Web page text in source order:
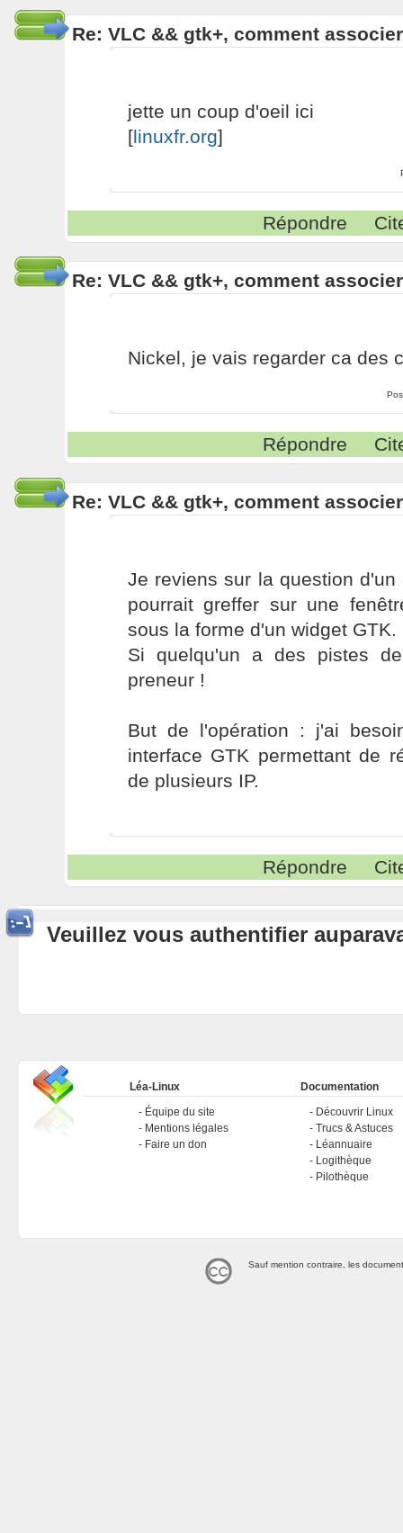
Re: VLC && gtk+, comment
jette un coup d'oeil ici
[linuxfr.org]
Répondre
Re: VLC && gtk+, comment
Nickel, je vais regarder ca des
Répondre
Re: VLC && gtk+, comment
Je reviens sur la question
pourrait greffer sur une
sous la forme d'un widget GTK.
Si quelqu'un a des pistes
preneur !
But de l'opération : j'ai
interface GTK permettant de
de plusieurs IP.
Répondre
Veuillez vous authentifier
Léa-Linux
Équipe du site
Mentions légales
Faire un don
Documentation
Découvrir Linux
Trucs & Astuces
Léannuaire
Logithèque
Pilothèque
Sauf mention contraire, les